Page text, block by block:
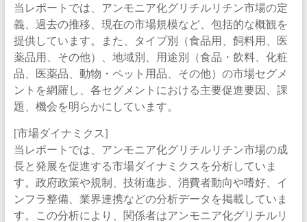
当レポートでは、アンモニア化グリチルリチン市場の定
義、過去の推移、現在の市場規模など、包括的な概観を
提供しています。また、タイプ別（食品用、飼料用、医
薬品用、その他）、地域別、用途別（食品・飲料、化粧
品、医薬品、動物・ペット用品、その他）の市場セグメ
ントを網羅し、各セグメントにおける主要促進要因、課
題、機会を明らかにしています。
[市場ダイナミクス]
当レポートでは、アンモニア化グリチルリチン市場の成
長と発展を促進する市場ダイナミクスを分析していま
す。政府政策や規制、技術進歩、消費者動向や嗜好、イ
ンフラ整備、業界連携などの分析データを掲載していま
す。この分析により、関係者はアンモニア化グリチルリ